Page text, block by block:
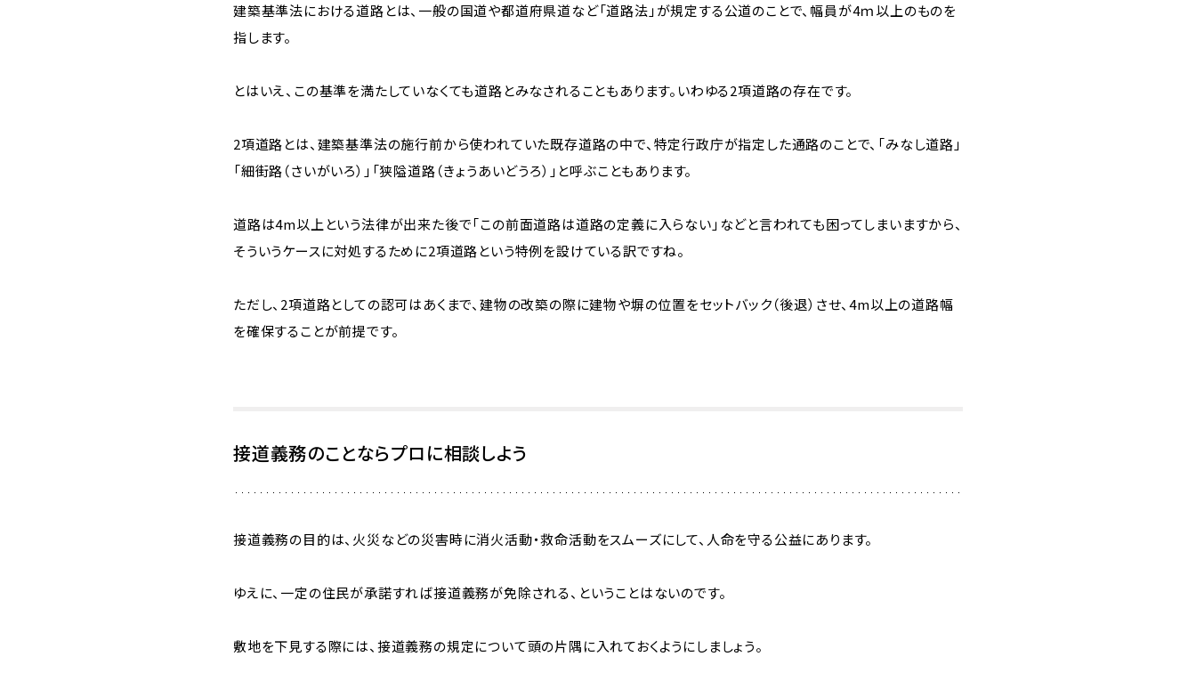
建築基準法における道路とは、一般の国道や都道府県道など「道路法」が規定する公道のことで、幅員が4ｍ以上のものを
指します。
とはいえ、この基準を満たしていなくても道路とみなされることもあります。いわゆる2項道路の存在です。
2項道路とは、建築基準法の施行前から使われていた既存道路の中で、特定行政庁が指定した通路のことで、「みなし道路」
「細街路（さいがいろ）」「狭隘道路（きょうあいどうろ）」と呼ぶこともあります。
道路は4m以上という法律が出来た後で「この前面道路は道路の定義に入らない」などと言われても困ってしまいますから、
そういうケースに対処するために2項道路という特例を設けている訳ですね。
ただし、2項道路としての認可はあくまで、建物の改築の際に建物や塀の位置をセットバック（後退）させ、4m以上の道路幅
を確保することが前提です。
接道義務のことならプロに相談しよう
接道義務の目的は、火災などの災害時に消火活動・救命活動をスムーズにして、人命を守る公益にあります。
ゆえに、一定の住民が承諾すれば接道義務が免除される、ということはないのです。
敷地を下見する際には、接道義務の規定について頭の片隅に入れておくようにしましょう。